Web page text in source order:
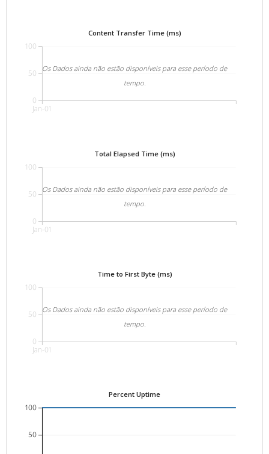
Content Transfer Time (ms)
Jan-01
0
50
100
Os Dados ainda não estão disponíveis para esse período de
tempo.
Total Elapsed Time (ms)
Jan-01
0
50
100
Os Dados ainda não estão disponíveis para esse período de
tempo.
Time to First Byte (ms)
Jan-01
0
50
100
Os Dados ainda não estão disponíveis para esse período de
tempo.
Percent Uptime
50
100